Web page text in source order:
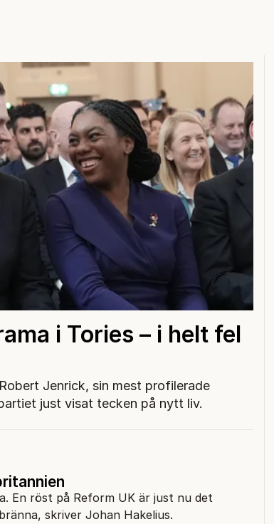
i Tories – i helt fel
Jenrick, sin mest profilerade
just visat tecken på nytt liv.
En röst på Reform UK är just nu det
skriver Johan Hakelius.